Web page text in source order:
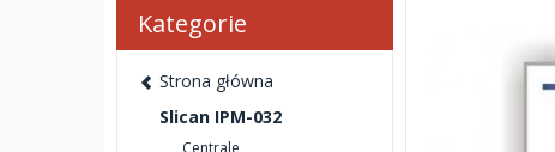
Kategorie
Strona główna
Slican IPM-032